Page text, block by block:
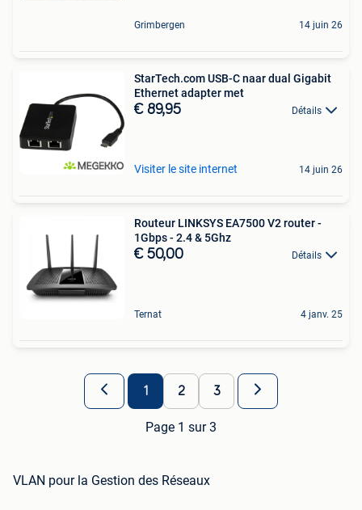
Grimbergen 14 juin 26
StarTech.com USB-C naar dual Gigabit
Ethernet adapter met
€ 89,95 Détails
Visiter le site internet 14 juin 26
Routeur LINKSYS EA7500 V2 router -
1Gbps - 2.4 & 5Ghz
€ 50,00 Détails
Ternat 4 janv. 25
1 2 3
Page 1 sur 3
VLAN pour la Gestion des Réseaux